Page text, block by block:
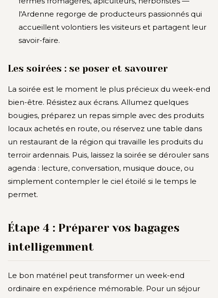
l'Ardenne regorge de producteurs passionnés qui
accueillent volontiers les visiteurs et partagent leur
savoir-faire.
Les soirées : se poser et savourer
La soirée est le moment le plus précieux du week-end
bien-être. Résistez aux écrans. Allumez quelques
bougies, préparez un repas simple avec des produits
locaux achetés en route, ou réservez une table dans
un restaurant de la région qui travaille les produits du
terroir ardennais. Puis, laissez la soirée se dérouler sans
agenda : lecture, conversation, musique douce, ou
simplement contempler le ciel étoilé si le temps le
permet.
Étape 4 : Préparer vos bagages
intelligemment
Le bon matériel peut transformer un week-end
ordinaire en expérience mémorable. Pour un séjour